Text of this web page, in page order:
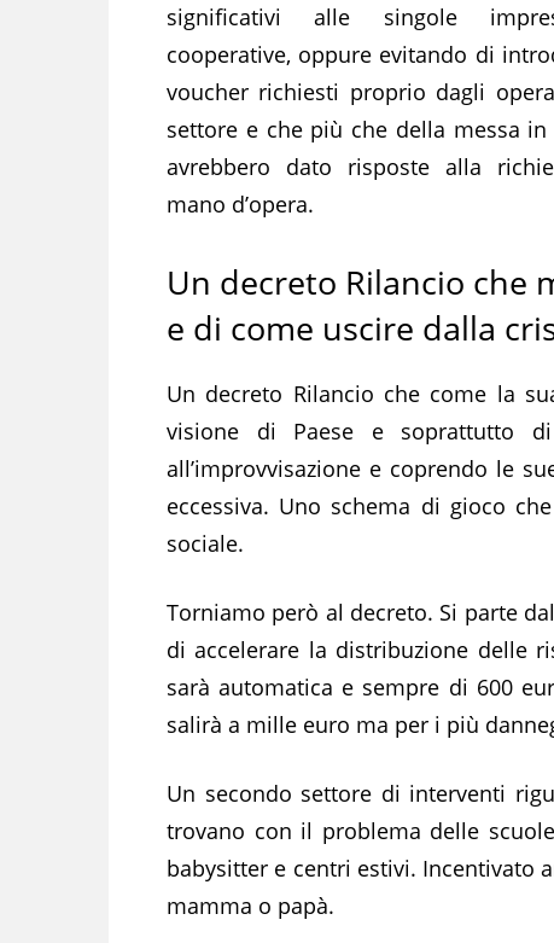
significativi alle singole
cooperative, oppure evitando di
voucher richiesti proprio dagli
settore e che più che della messa in
avrebbero dato risposte alla
mano d’opera.
Un decreto Rilancio che
e di come uscire dalla
Un decreto Rilancio che come la
visione di Paese e soprattutto
all’improvvisazione e coprendo le
eccessiva. Uno schema di gioco
sociale.
Torniamo però al decreto. Si parte
di accelerare la distribuzione delle
sarà automatica e sempre di 600
salirà a mille euro ma per i più
Un secondo settore di interventi
trovano con il problema delle
babysitter e centri estivi. Incentivato
mamma o papà.